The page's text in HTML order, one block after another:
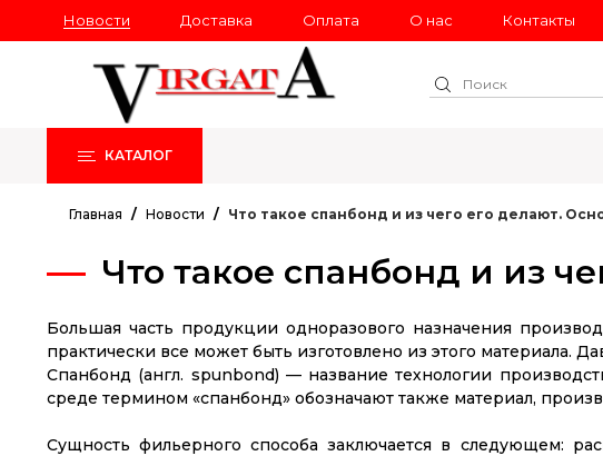
Новости Доставка Оплата О нас Контакты
КАТАЛОГ
Главная Новости Что такое спанбонд и из чего его делают.
Что такое спанбонд и из
Большая часть продукции одноразового назначения
практически все может быть изготовлено из этого материала.
Спанбонд (англ. spunbond) — название технологии
среде термином «спанбонд» обозначают также материал,
Сущность фильерного способа заключается в следующем: